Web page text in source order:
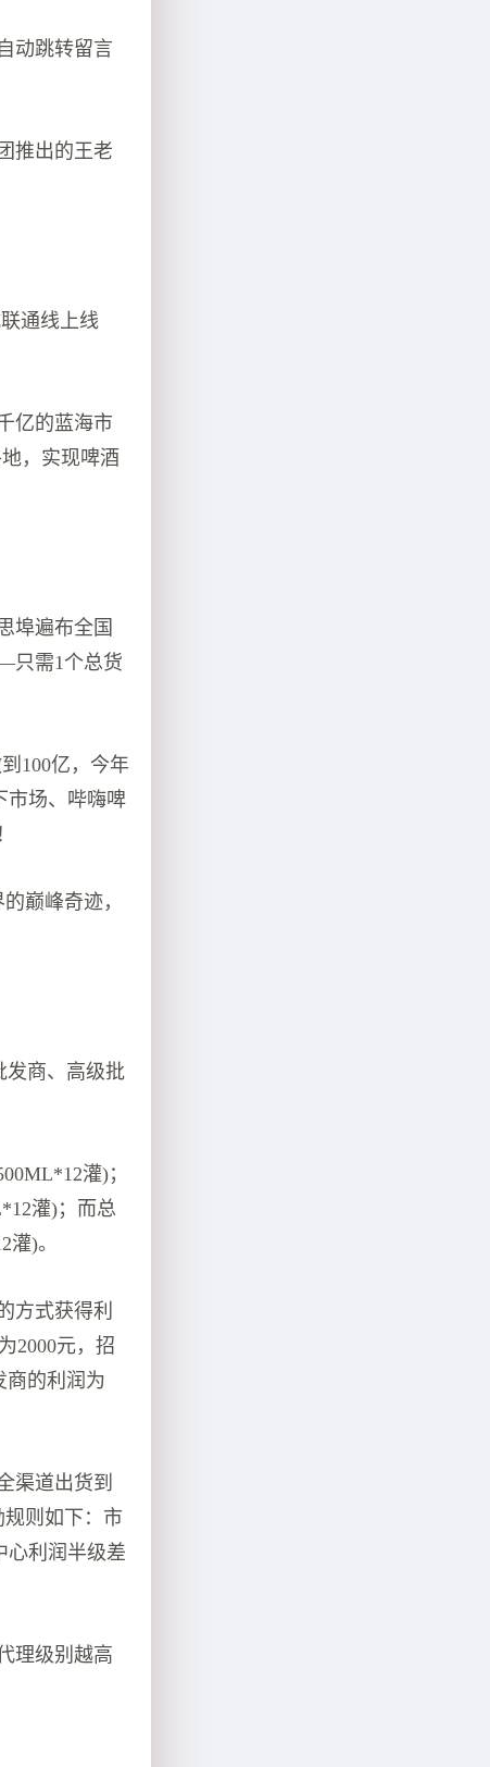
动跳转留言
推出的王老
通线上线
亿的蓝海市
，实现啤酒
埠遍布全国
只需1个总货
100亿，今年
市场、哔嗨啤
巅峰奇迹，
商、高级批
灌)；
灌)；而总
)。
方式获得利
2000元，招
商的利润为
渠道出货到
则如下：市
心利润半级差
理级别越高